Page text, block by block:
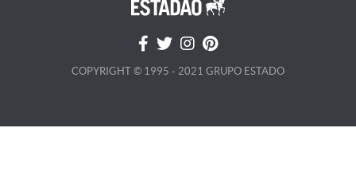
COPYRIGHT © 1995 - 2021 GRUPO ESTADO